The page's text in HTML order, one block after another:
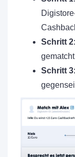
Schritt 2:
Schritt 3: